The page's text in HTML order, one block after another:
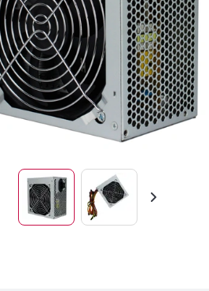
Вперед